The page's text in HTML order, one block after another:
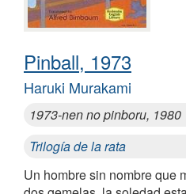
Pinball, 1973
Haruki Murakami
1973-nen no pinboru, 1980
Trilogía de la rata
Un hombre sin nombre que